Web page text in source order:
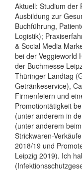
Aktuell: Studium der
Ausbildung zur
Buchführung,
Logistik);
& Social Media
bei der Veggieworld
der Buchmesse
Thüringer Landtag
Getränkeservice),
Firmenfeiern und
Promotiontätigkeit
(unter anderem in
(unter anderem
Strickwaren-
2018/19 und
Leipzig 2019). Ich